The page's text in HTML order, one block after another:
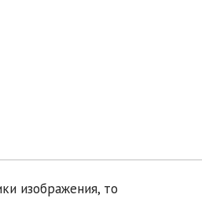
изображения, то